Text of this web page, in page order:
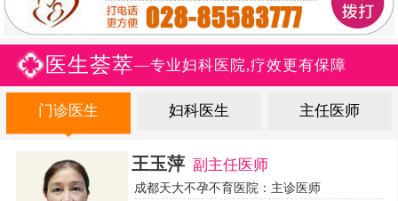
医生荟萃—专业妇科医院,疗效更有保障
门诊医生 妇科医生 主任医师
王玉萍 副主任医师
成都天大不孕不育医院：主诊医师